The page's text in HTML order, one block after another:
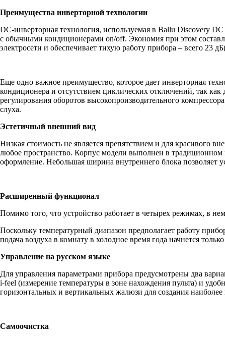
Преимущества инверторной технологии
DC-инверторная технология, используемая в Ballu Discovery
с обычными кондиционерами on/off. Экономия при этом
электросети и обеспечивает тихую работу прибора – всего 23
Еще одно важное преимущество, которое дает инверторная
кондиционера и отсутствием циклических отключений, так
регулирования оборотов высокопроизводительного
слуха.
Эстетичный внешний вид
Низкая стоимость не является препятствием и для красивого
любое пространство. Корпус модели выполнен в
оформление. Небольшая ширина внутреннего блока позволяет
Расширенный функционал
Помимо того, что устройство работает в четырех режимах, в
Поскольку температурный диапазон предполагает работу
подача воздуха в комнату в холодное время года начнется
Управление на русском языке
Для управления параметрами прибора предусмотрены два
i-feel (измерение температуры в зоне нахождения пульта) и
горизонтальных и вертикальных жалюзи для создания наиболее
Самоочистка